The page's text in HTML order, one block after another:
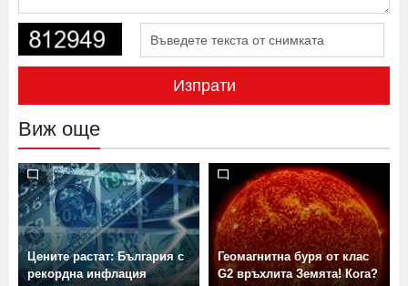
Изпрати
Виж още
Цените растат: България с
рекордна инфлация
Геомагнитна буря от клас
G2 връхлита Земята! Кога?